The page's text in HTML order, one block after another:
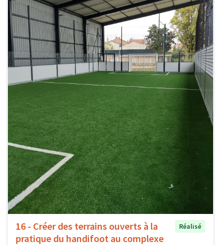
16 - Créer des terrains ouverts à la
pratique du handifoot au complexe
Réalisé